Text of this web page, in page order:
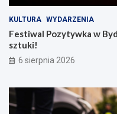
KULTURA WYDARZENIA
Festiwal Pozytywka w
sztuki!
6 sierpnia 2026